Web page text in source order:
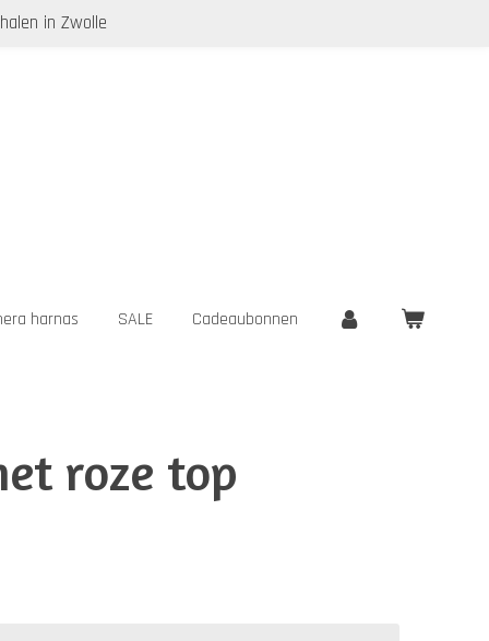
in Zwolle
harnas SALE Cadeaubonnen
roze top